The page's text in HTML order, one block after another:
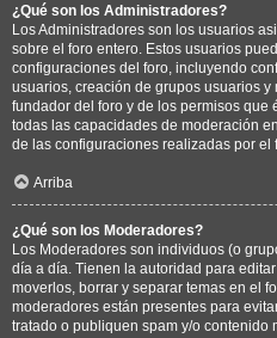
¿Qué son los Administradores?
Los Administradores son los usuarios
sobre el foro entero. Estos usuarios
configuraciones del foro, incluyendo
usuarios, creación de grupos usuarios
fundador del foro y de los permisos que
todas las capacidades de moderación
de las configuraciones realizadas por el
Arriba
¿Qué son los Moderadores?
Los Moderadores son individuos (o
día a día. Tienen la autoridad para
moverlos, borrar y separar temas en el
moderadores están presentes para
tratado o publiquen spam y/o contenido